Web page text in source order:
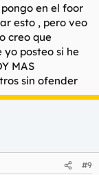
en el foor
esto , pero veo
creo que
yo posteo si he
MAS
sin ofender
#9